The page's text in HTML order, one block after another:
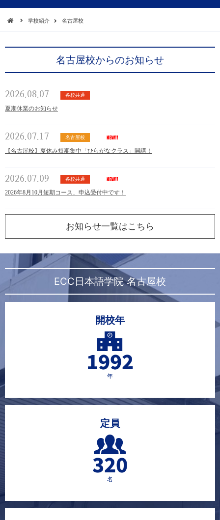
学校紹介 名古屋校
名古屋校からのお知らせ
2026.08.07 各校共通
夏期休業のお知らせ
2026.07.17 名古屋校
【名古屋校】夏休み短期集中「ひらがなクラス」開講！
2026.07.09 各校共通
2026年8月10月短期コース、申込受付中です！
お知らせ一覧はこちら
ECC日本語学院 名古屋校
開校年
1992
年
定員
320
名